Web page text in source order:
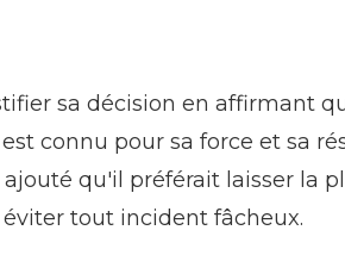
sa décision en affirmant
connu pour sa force et sa
qu'il préférait laisser la
tout incident fâcheux.